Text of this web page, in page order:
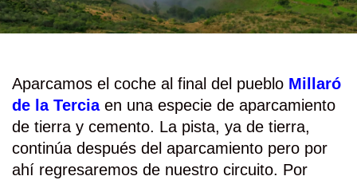
Aparcamos el coche al final del pueblo Millaró
de la Terciaen una especie de aparcamiento
de tierra y cemento. La pista, ya de tierra,
continúa después del aparcamiento pero por
ahí regresaremos de nuestro circuito. Por